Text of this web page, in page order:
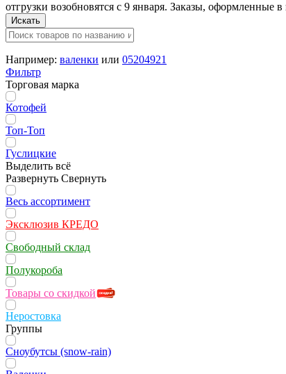
отгрузки возобновятся с 9 января. Заказы,
Искать
Например: валенки или 05204921
Фильтр
Торговая марка
Котофей
Топ-Топ
Гуслицкие
Выделить всё
Развернуть Свернуть
Весь ассортимент
Эксклюзив КРЕДО
Свободный склад
Полукороба
Товары со скидкой
Неростовка
Группы
Сноубутсы (snow-rain)